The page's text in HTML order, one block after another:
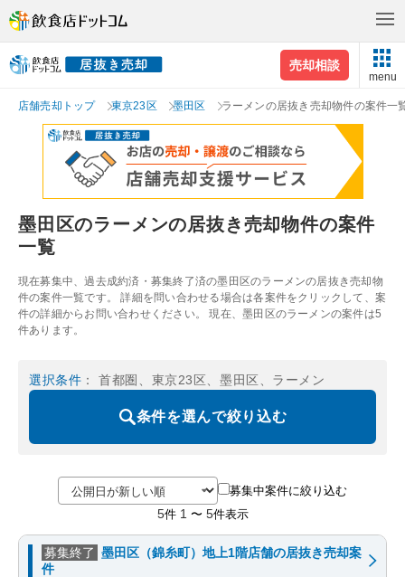
売却相談
menu
店舗売却トップ 東京23区 墨田区 ラーメンの居抜き売却物件の案件一
墨田区のラーメンの居抜き売却物件の案件
一覧
現在募集中、過去成約済・募集終了済の墨田区のラーメンの居抜き売却物
件の案件一覧です。 詳細を問い合わせる場合は各案件をクリックして、案
件の詳細からお問い合わせください。 現在、墨田区のラーメンの案件は5
件あります。
選択条件 ： 首都圏、東京23区、墨田区、ラーメン
条件を選んで絞り込む
募集中案件に絞り込む
5件 1 〜 5件表示
募集終了 墨田区（錦糸町）地上1階店舗の居抜き売却案
件